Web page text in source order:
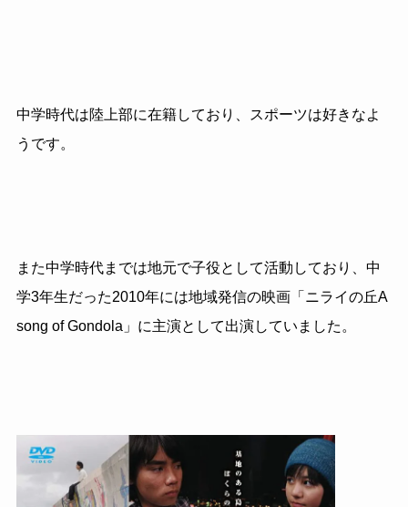
中学時代は陸上部に在籍しており、スポーツは好きなよ
うです。
また中学時代までは地元で子役として活動しており、中
学3年生だった2010年には地域発信の映画「ニライの丘A
song of Gondola」に主演として出演していました。